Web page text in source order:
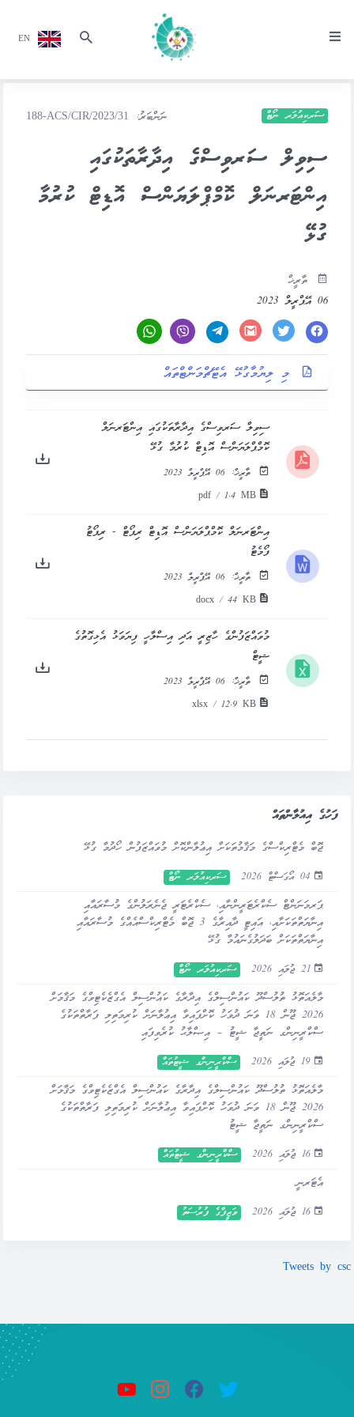
EN
ސަރކިއުލަރ ނޯޓް ނަންބަރު: 188-ACS/CIR/2023/31
ސިވިލް ސަރވިސްގެ އިދާރާތަކުގައި
އިންޓަރނަލް ކޮމްޕްލަޔަންސް އޮޑިޓް ކުރުމާ
ގުޅޭ
ތާރީޚް
06 އޭޕްރީލް 2023
މި ލިޔުމާގުޅޭ އެޓޭޗްމަންޓްތައް
ސިވިލް ސަރވިސްގެ އިދާރާތަކުގައި އިންޓަރނަލް
ކޮމްޕްލަޔަންސް އޮޑިޓް ކުރުމާ ގުޅޭ
ތާރީޚް:
06 އޭޕްރީލް 2023
pdf / 1.4 MB
އިންޓަރނަލް ކޮމްޕްލަޔަންސް އޮޑިޓް ރިޕޯޓް - ރިޕޯޓު
ފޯމެޓު
ތާރީޚް:
06 އޭޕްރީލް 2023
docx / 44 KB
މުވައްޒަފުންގެ ހާޒިރީ އަދި އިސްލާހީ ފިޔަވަޅު އެޅިގޮތުގެ
ޝީޓް
ތާރީޚް:
06 އޭޕްރީލް 2023
xlsx / 12.9 KB
ފަހުގެ އިއުލާންތައް
ޖޮބް މެޓްރިކްސްގެ މަޤާމުތަކަށް އިޢުލާންކޮށް މުވައްޒަފުން ހޯދުމާ ގުޅޭ
04 އޯގަސްޓް 2026 ސަރކިއުލަރ ނޯޓް
ޕަރމަނަންޓް ސެކްރެޓަރީންނާއި، ސެކްރެޓަރީ ޖެނެރަލުންގެ މުސާރައާއި
އިނާޔަތްތަކަށާއި، އައިޓީ ދާއިރާގެ 3 ޖޮބް މެޓްރިކްސްއެއްގެ މުސާރައާއި
އިނާޔަތްތަކަށް ބަދަލުގެނައުމާ ގުޅޭ
21 ޖުލައި 2026 ސަރކިއުލަރ ނޯޓް
މާލެއަތޮޅު ތުލުސްދޫ ކައުންސިލްގެ އިދާރާގެ ކައުންސިލް އެގްޒެކެޓިވްގެ މަޤާމަށް
2026 ޖޫން 18 ވަނަ ދުވަހު ކޮށްފައިވާ އިޢުލާނަށް ކުރިމަތިލި ފަރާތްތަކުގެ
ސްކްރީނިންގ ނަތީޖާ ޝީޓު – އިޞްލާޙު ކުރެވިފައި
19 ޖުލައި 2026 ސްކްރީނިންގ ޝީޓުތައް
މާލެއަތޮޅު ތުލުސްދޫ ކައުންސިލްގެ އިދާރާގެ ކައުންސިލް އެގްޒެކެޓިވްގެ މަޤާމަށް
2026 ޖޫން 18 ވަނަ ދުވަހު ކޮށްފައިވާ އިޢުލާނަށް ކުރިމަތިލި ފަރާތްތަކުގެ
ސްކްރީނިންގ ނަތީޖާ ޝީޓު
16 ޖުލައި 2026 ސްކްރީނިންގ ޝީޓުތައް
އެޓަރނީ
16 ޖުލައި 2026 ވަޒީފާގެ ފުރުސަތު
Tweets by csc